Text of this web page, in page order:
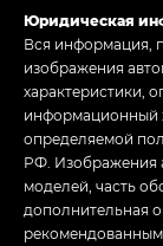
Юридическая
Вся информация,
изображения
характеристики,
информационный
определяемой
РФ. Изображения
моделей, часть
дополнительная